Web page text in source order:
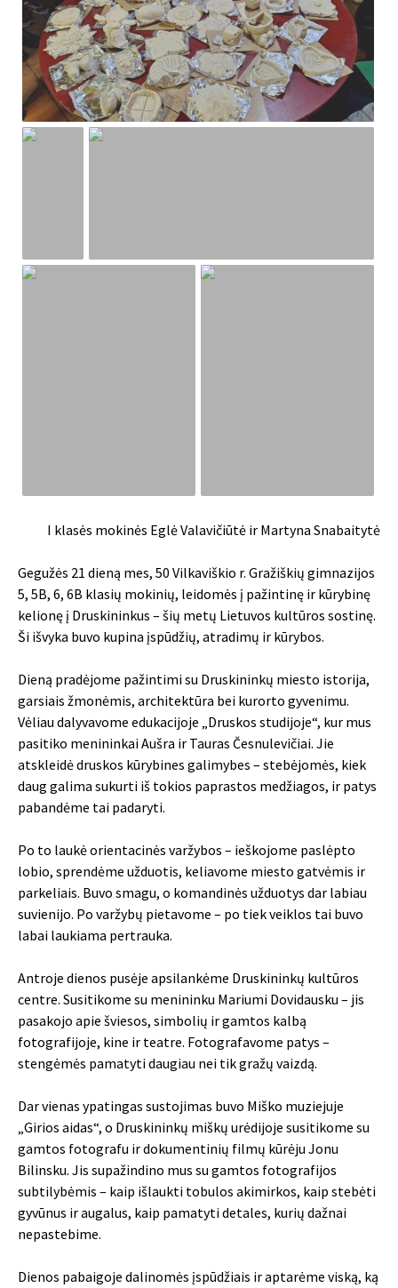
I klasės mokinės Eglė Valavičiūtė ir Martyna Snabaitytė
Gegužės 21 dieną mes, 50 Vilkaviškio r. Gražiškių gimnazijos
5, 5B, 6, 6B klasių mokinių, leidomės į pažintinę ir kūrybinę
kelionę į Druskininkus – šių metų Lietuvos kultūros sostinę.
Ši išvyka buvo kupina įspūdžių, atradimų ir kūrybos.
Dieną pradėjome pažintimi su Druskininkų miesto istorija,
garsiais žmonėmis, architektūra bei kurorto gyvenimu.
Vėliau dalyvavome edukacijoje „Druskos studijoje“, kur mus
pasitiko menininkai Aušra ir Tauras Česnulevičiai. Jie
atskleidė druskos kūrybines galimybes – stebėjomės, kiek
daug galima sukurti iš tokios paprastos medžiagos, ir patys
pabandėme tai padaryti.
Po to laukė orientacinės varžybos – ieškojome paslėpto
lobio, sprendėme užduotis, keliavome miesto gatvėmis ir
parkeliais. Buvo smagu, o komandinės užduotys dar labiau
suvienijo. Po varžybų pietavome – po tiek veiklos tai buvo
labai laukiama pertrauka.
Antroje dienos pusėje apsilankėme Druskininkų kultūros
centre. Susitikome su menininku Mariumi Dovidausku – jis
pasakojo apie šviesos, simbolių ir gamtos kalbą
fotografijoje, kine ir teatre. Fotografavome patys –
stengėmės pamatyti daugiau nei tik gražų vaizdą.
Dar vienas ypatingas sustojimas buvo Miško muziejuje
„Girios aidas“, o Druskininkų miškų urėdijoje susitikome su
gamtos fotografu ir dokumentinių filmų kūrėju Jonu
Bilinsku. Jis supažindino mus su gamtos fotografijos
subtilybėmis – kaip išlaukti tobulos akimirkos, kaip stebėti
gyvūnus ir augalus, kaip pamatyti detales, kurių dažnai
nepastebime.
Dienos pabaigoje dalinomės įspūdžiais ir aptarėme viską, ką